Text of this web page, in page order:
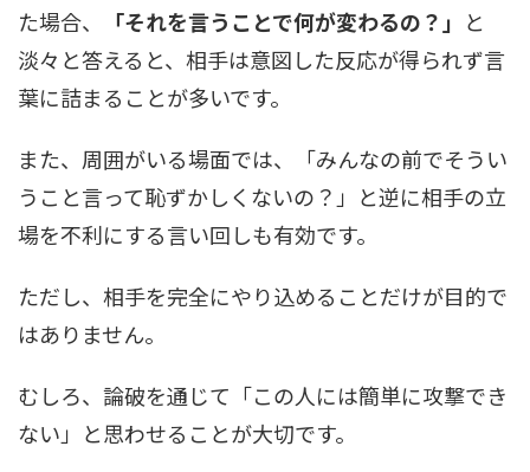
た場合、
「それを言うことで何が変わるの？」 と
淡々と答えると、相手は意図した反応が得られず言
葉に詰まることが多いです。
また、周囲がいる場面では、「みんなの前でそうい
うこと言って恥ずかしくないの？」と逆に相手の立
場を不利にする言い回しも有効です。
ただし、相手を完全にやり込めることだけが目的で
はありません。
むしろ、論破を通じて「この人には簡単に攻撃でき
ない」と思わせることが大切です。